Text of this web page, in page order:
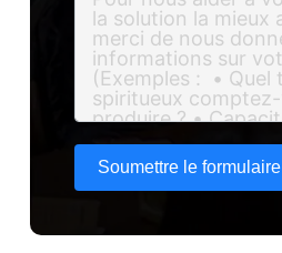
Soumettre le formulaire